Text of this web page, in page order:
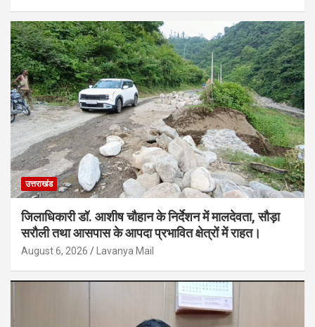
उत्तराखंड
जिलाधिकारी डॉ. आशीष चौहान के निर्देशन में मालदेवता, सौड़ा
सरौली तथा आसपास के आपदा प्रभावित क्षेत्रों में राहत।
August 6, 2026 Lavanya Mail